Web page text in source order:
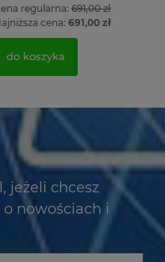
regularna:691,00 zł
cena: 691,00 zł
do koszyka
jeżeli chcesz
nowościach i